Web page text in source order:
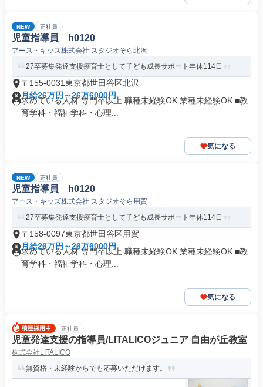
NEW 正社員
児童指導員 h0120
アース・キッズ株式会社 スタジオそら北沢
27卒募集発達支援療育士として子ども成長サポート年休114日
〒155-0031東京都世田谷区北沢
月給26万円～26万6000円
求めている人材 専門卒以上 職種未経験OK 業種未経験OK ■教
育学科・福祉学科・心理...
気になる
NEW 正社員
児童指導員 h0120
アース・キッズ株式会社 スタジオそら用賀
27卒募集発達支援療育士として子ども成長サポート年休114日
〒158-0097東京都世田谷区用賀
月給26万円～26万6000円
求めている人材 専門卒以上 職種未経験OK 業種未経験OK ■教
育学科・福祉学科・心理...
気になる
正社員
児童発達支援の指導員/LITALICOジュニア 自由が丘教室
株式会社LITALICO
無資格・未経験からでも応募いただけます。